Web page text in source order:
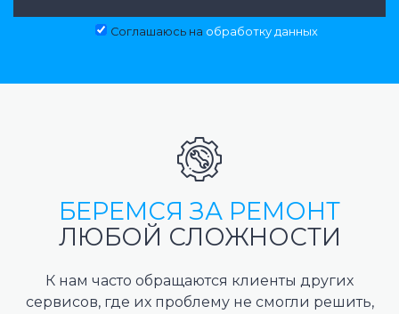
Соглашаюсь на обработку данных
БЕРЕМСЯ ЗА РЕМОНТ
ЛЮБОЙ СЛОЖНОСТИ
К нам часто обращаются клиенты других
сервисов, где их проблему не смогли решить,